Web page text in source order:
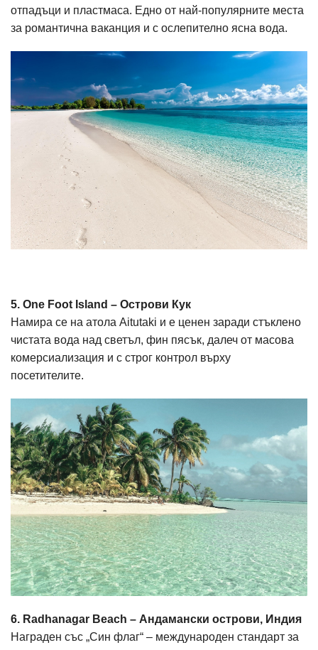
отпадъци и пластмаса. Едно от най-популярните места
за романтична ваканция и с ослепително ясна вода.
5. One Foot Island – Острови Кук
Намира се на атола Aitutaki и е ценен заради стъклено
чистата вода над светъл, фин пясък, далеч от масова
комерсиализация и с строг контрол върху
посетителите.
6. Radhanagar Beach – Андамански острови, Индия
Награден със „Син флаг“ – международен стандарт за